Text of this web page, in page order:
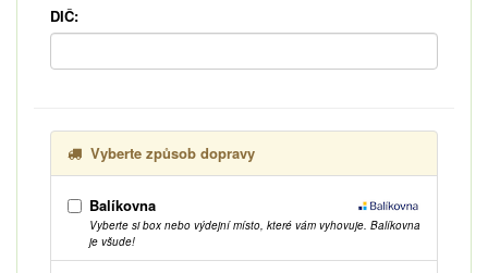
DIČ:
Vyberte způsob dopravy
Balíkovna
Vyberte si box nebo výdejní místo, které vám vyhovuje. Balíkovna
je všude!